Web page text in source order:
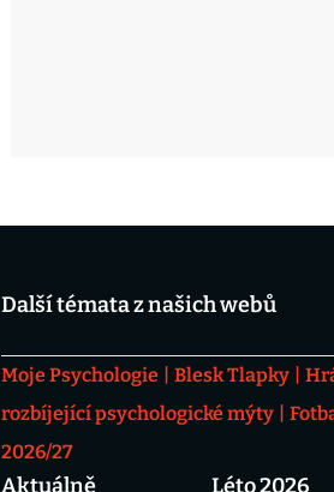
Další témata z našich webů
Moje Psychologie Blesk Tlapky
rozbíjející psychologické mýty
2026/27
Aktuálně Léto 2026